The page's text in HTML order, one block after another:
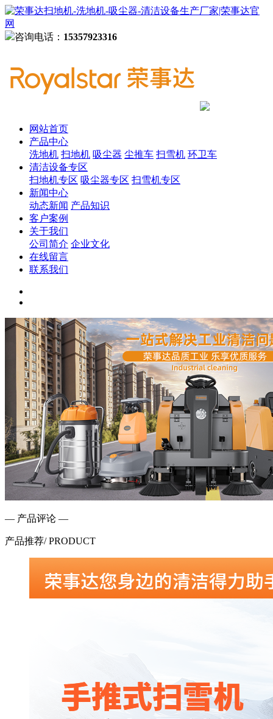
咨询电话： 15357923316
网站首页
产品中心
洗地机 扫地机 吸尘器 尘推车 扫雪机 环卫车
清洁设备专区
扫地机专区 吸尘器专区 扫雪机专区
新闻中心
动态新闻 产品知识
客户案例
关于我们
公司简介 企业文化
在线留言
联系我们
— 产品评论 —
产品推荐/ PRODUCT